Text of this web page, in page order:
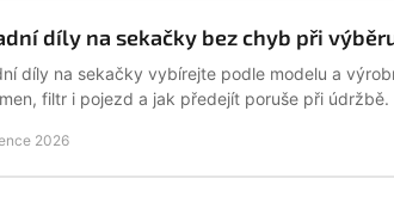
díly na sekačky bez chyb při
díly na sekačky vybírejte podle modelu a
filtr i pojezd a jak předejít poruše při údržbě.
2026